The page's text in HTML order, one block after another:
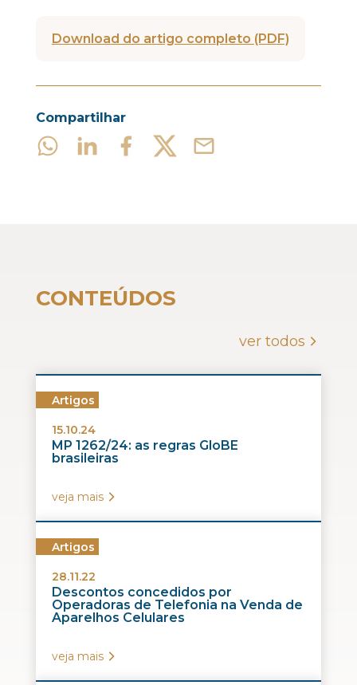
Download do artigo completo (PDF)
Compartilhar
CONTEÚDOS
ver todos
Artigos
15.10.24
MP 1262/24: as regras GloBE
brasileiras
veja mais
Artigos
28.11.22
Descontos concedidos por
Operadoras de Telefonia na Venda de
Aparelhos Celulares
veja mais